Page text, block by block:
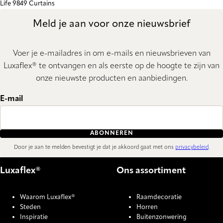
Life 9849 Curtains
Meld je aan voor onze nieuwsbrief
Voer je e-mailadres in om e-mails en nieuwsbrieven van
Luxaflex® te ontvangen en als eerste op de hoogte te zijn van
onze nieuwste producten en aanbiedingen.
E-mail
ABONNEREN
Door je aan te melden bevestigt je dat je akkoord gaat met ons privacybeleid.
Luxaflex®
Waarom Luxaflex®
Steden
Inspiratie
Ons assortiment
Raamdecoratie
Horren
Buitenzonwering